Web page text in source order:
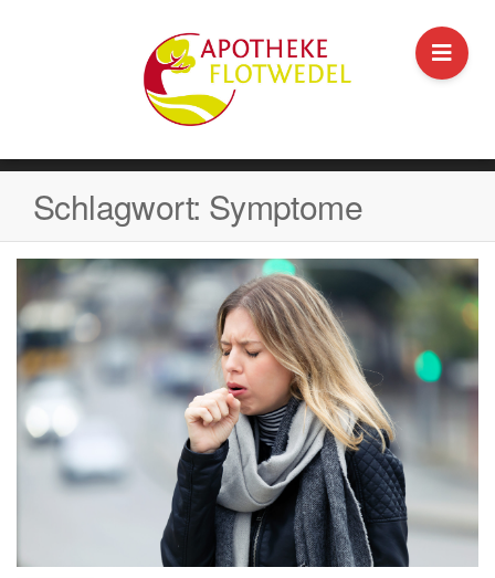
Schlagwort: Symptome